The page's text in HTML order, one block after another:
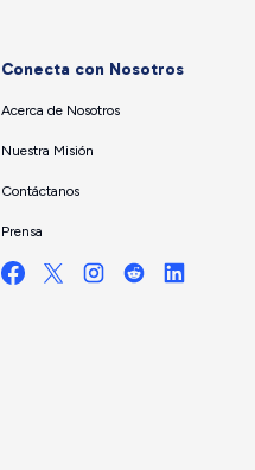
Conecta con Nosotros
Acerca de Nosotros
Nuestra Misión
Contáctanos
Prensa